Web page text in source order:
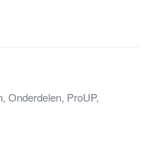
,Onderdelen, ProUP,